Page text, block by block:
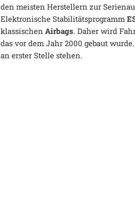
den meisten Herstellern zur
Elektronische Stabilitätsprogramm
klassischenAirbags. Daher wird
das vor dem Jahr 2000 gebaut
an erster Stelle stehen.